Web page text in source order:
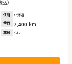
込）
住所
北海道
走行 7,400 km
車検 なし